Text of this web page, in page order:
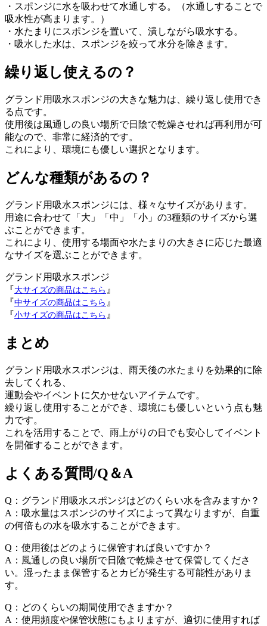
・スポンジに水を吸わせて水通しする。（水通しすることで
吸水性が高まります。）
・水たまりにスポンジを置いて、潰しながら吸水する。
・吸水した水は、スポンジを絞って水分を除きます。
繰り返し使えるの？
グランド用吸水スポンジの大きな魅力は、繰り返し使用でき
る点です。
使用後は風通しの良い場所で日陰で乾燥させれば再利用が可
能なので、非常に経済的です。
これにより、環境にも優しい選択となります。
どんな種類があるの？
グランド用吸水スポンジには、様々なサイズがあります。
用途に合わせて「大」「中」「小」の3種類のサイズから選
ぶことができます。
これにより、使用する場面や水たまりの大きさに応じた最適
なサイズを選ぶことができます。
グランド用吸水スポンジ
『大サイズの商品はこちら 』
『中サイズの商品はこちら 』
『小サイズの商品はこちら 』
まとめ
グランド用吸水スポンジは、雨天後の水たまりを効果的に除
去してくれる、
運動会やイベントに欠かせないアイテムです。
繰り返し使用することができ、環境にも優しいという点も魅
力です。
これを活用することで、雨上がりの日でも安心してイベント
を開催することができます。
よくある質問/Q＆A
Q：グランド用吸水スポンジはどのくらい水を含みますか？
A：吸水量はスポンジのサイズによって異なりますが、自重
の何倍もの水を吸水することができます。
Q：使用後はどのように保管すれば良いですか？
A：風通しの良い場所で日陰で乾燥させて保管してくださ
い。湿ったまま保管するとカビが発生する可能性がありま
す。
Q：どのくらいの期間使用できますか？
A：使用頻度や保管状態にもよりますが、適切に使用すれば